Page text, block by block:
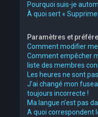
Pourquoi suis-je
À quoi sert «
Paramètres et
Comment modifier
Comment empêcher
liste des membres
Les heures ne sont
J’ai changé mon
toujours incorrecte !
Ma langue n’est pas
A quoi correspondent